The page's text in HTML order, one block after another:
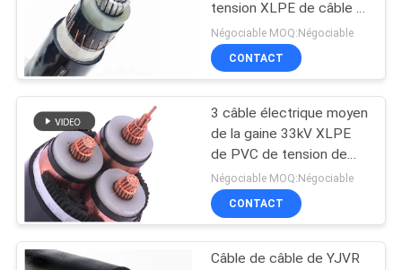
D'USINE
CONTRÔLE
LA
QUALITÉ
CONTACT
tension XLPE de câble à
un noyau souterrain
d'isolation
Négociable MOQ:Négociable
CONTACT
3 câble électrique moyen
de la gaine 33kV XLPE
de PVC de tension de
noyau
Négociable MOQ:Négociable
CONTACT
Câble de câble de YJVR